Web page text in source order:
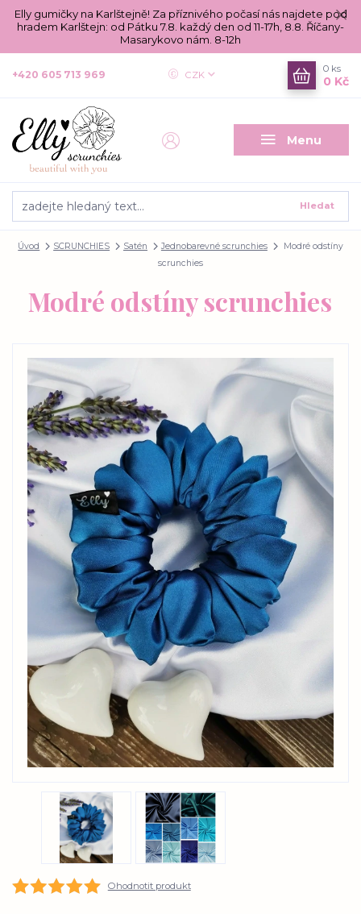
Elly gumičky na Karlštejně! Za příznivého počasí nás najdete pod
hradem Karlštejn: od Pátku 7.8. každý den od 11-17h, 8.8. Říčany-
Masarykovo nám. 8-12h
Menu
CZK
Hledat
+420 605 713 969
0 ks
0 Kč
Úvod SCRUNCHIES Satén Jednobarevné scrunchies
Modré odstíny
scrunchies
Modré odstíny scrunchies
Ohodnotit produkt